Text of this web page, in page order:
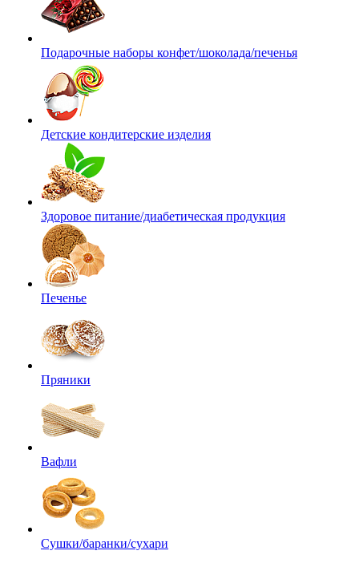
Подарочные наборы конфет/шоколада/печенья
Детские кондитерские изделия
Здоровое питание/диабетическая продукция
Печенье
Пряники
Вафли
Сушки/баранки/сухари